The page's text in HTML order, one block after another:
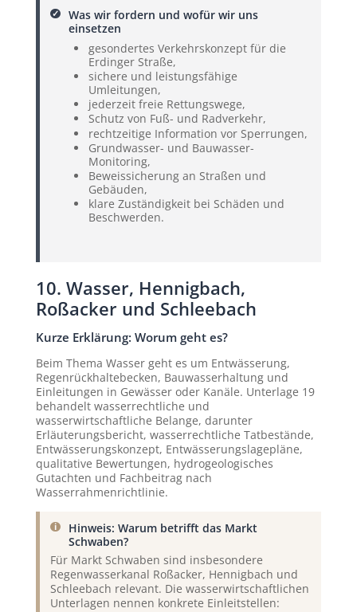
Was wir fordern und wofür wir uns
einsetzen
gesondertes Verkehrskonzept für die
Erdinger Straße,
sichere und leistungsfähige
Umleitungen,
jederzeit freie Rettungswege,
Schutz von Fuß- und Radverkehr,
rechtzeitige Information vor Sperrungen,
Grundwasser- und Bauwasser-
Monitoring,
Beweissicherung an Straßen und
Gebäuden,
klare Zuständigkeit bei Schäden und
Beschwerden.
10. Wasser, Hennigbach,
Roßacker und Schleebach
Kurze Erklärung: Worum geht es?
Beim Thema Wasser geht es um Entwässerung,
Regenrückhaltebecken, Bauwasserhaltung und
Einleitungen in Gewässer oder Kanäle. Unterlage 19
behandelt wasserrechtliche und
wasserwirtschaftliche Belange, darunter
Erläuterungsbericht, wasserrechtliche Tatbestände,
Entwässerungskonzept, Entwässerungslagepläne,
qualitative Bewertungen, hydrogeologisches
Gutachten und Fachbeitrag nach
Wasserrahmenrichtlinie.
Hinweis: Warum betrifft das Markt
Schwaben?
Für Markt Schwaben sind insbesondere
Regenwasserkanal Roßacker, Hennigbach und
Schleebach relevant. Die wasserwirtschaftlichen
Unterlagen nennen konkrete Einleitstellen: